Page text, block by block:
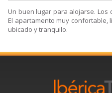
Un buen lugar para alojarse.
El apartamento muy confortable,
ubicado y tranquilo.